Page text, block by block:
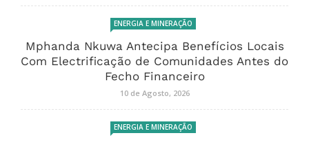
ENERGIA E MINERAÇÃO
Mphanda Nkuwa Antecipa Benefícios Locais
Com Electrificação de Comunidades Antes do
Fecho Financeiro
10 de Agosto, 2026
ENERGIA E MINERAÇÃO